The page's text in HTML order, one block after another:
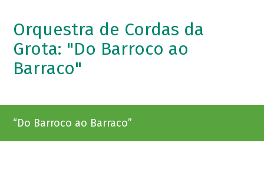
Orquestra de Cordas da
Grota: "Do Barroco ao
Barraco"
“Do Barroco ao Barraco”